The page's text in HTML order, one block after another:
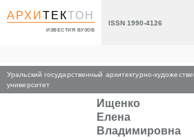
АРХИТЕКТОН
ИЗВЕСТИЯ ВУЗОВ
ISSN 1990-4126
Уральский государственный архитектурно-
университет
Главная
Ищенко
Елена
Владимировна